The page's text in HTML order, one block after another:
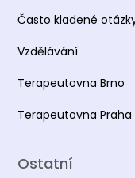
Často kladené
Vzdělávání
Terapeutovna Brno
Terapeutovna Praha
Ostatní